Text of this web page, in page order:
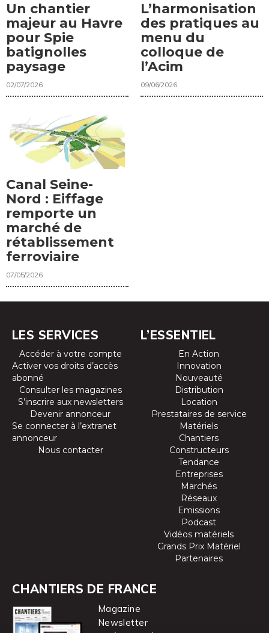
Un chantier
majeur au Havre
pour Spie
batignolles
paysage
02/07/2026
L’harmonisation
des pratiques au
menu du
colloque de
l’Acim
09/06/2026
Canal Seine-
Nord : Eiffage
remporte un
marché de
rétablissement
ferroviaire
07/05/2026
LES SERVICES
Accéder à votre compte
Activer vos droits d’accès
abonné
Consulter les magazines
S’inscrire aux newsletters
Devenir annonceur
Se connecter à l’extranet
annonceur
Nous contacter
L’ESSENTIEL
En Action
Innovation
Nouveauté
Distribution
Location
Prestataires de service
Matériels
Chantiers
Constructeurs
Tendance
Entreprises
Marchés
Réseaux
Emissions
Podcast
Vidéos matériels
Grands Prix Matériel
Partenaires
CHANTIERS DE FRANCE
Magazine
Newsletter